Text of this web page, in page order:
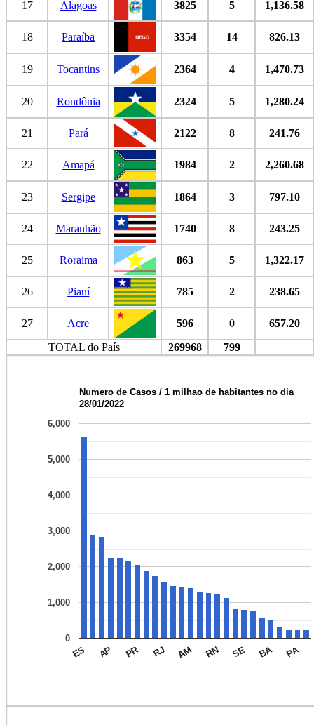
17 Alagoas 3825 5 1,136.58
18 Paraíba 3354 14 826.13
19 Tocantins 2364 4 1,470.73
20 Rondônia 2324 5 1,280.24
21 Pará 2122 8 241.76
22 Amapá 1984 2 2,260.68
23 Sergipe 1864 3 797.10
24 Maranhão 1740 8 243.25
25 Roraima 863 5 1,322.17
26 Piauí 785 2 238.65
27 Acre 596 0
657.20
TOTAL do País
269968 799
Numero de Casos / 1 milhao de habitantes no dia
28/01/2022
ES AP PR RJ AM RN SE BA PA
0
1,000
2,000
3,000
4,000
5,000
6,000